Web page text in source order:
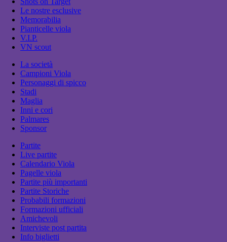
Le nostre esclusive
Memorabilia
Pianticelle viola
V.I.P.
VN scout
La società
Campioni Viola
Personaggi di spicco
Stadi
Maglia
Inni e cori
Palmares
Sponsor
Partite
Live partite
Calendario Viola
Pagelle viola
Partite più importanti
Partite Storiche
Probabili formazioni
Formazioni ufficiali
Amichevoli
Interviste post partita
Info biglietti